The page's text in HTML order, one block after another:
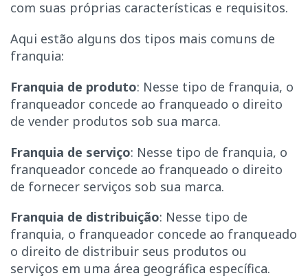
com suas próprias características e requisitos.
Aqui estão alguns dos tipos mais comuns de
franquia:
Franquia de produto: Nesse tipo de franquia, o
franqueador concede ao franqueado o direito
de vender produtos sob sua marca.
Franquia de serviço: Nesse tipo de franquia, o
franqueador concede ao franqueado o direito
de fornecer serviços sob sua marca.
Franquia de distribuição: Nesse tipo de
franquia, o franqueador concede ao franqueado
o direito de distribuir seus produtos ou
serviços em uma área geográfica específica.